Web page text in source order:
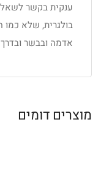
ענקית בקשר
בולגרית, שלא כמו
אדמה ובבשר
מוצרים דומים